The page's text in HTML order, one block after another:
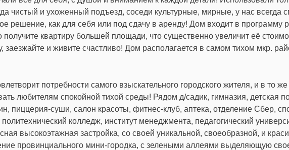
чистый и ухоженный подъезд, соседи культурные, мирные, у нас всегда
решение, как для себя или под сдачу в аренду! Дом входит в программу
квартиру большей площади, что существенно увеличит её
заезжайте и живите счастливо! Дом располагается в самом тихом мкр.
потребности самого взыскательного городского жителя, и в то
любителям спокойной тихой среды! Рядом д/садик, гимназия, детская
пиццерия-суши, салон красоты, фитнес-клуб, аптека, отделение Сбер,
колледж, институт менеджмента, педагогический
высокоэтажная застройка, со своей уникальной, своеобразной, и
провинциального мини-городка, с зелеными аллеями выделяющую